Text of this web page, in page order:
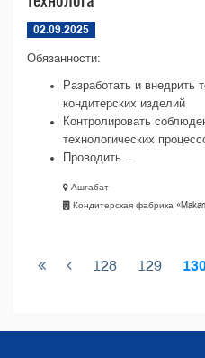
02.09.2025
Обязанности:
Разработать и внедрить
кондитерских изделий
Контролировать
технологических
Проводить...
Ашгабат
Кондитерская фабрика
128 129